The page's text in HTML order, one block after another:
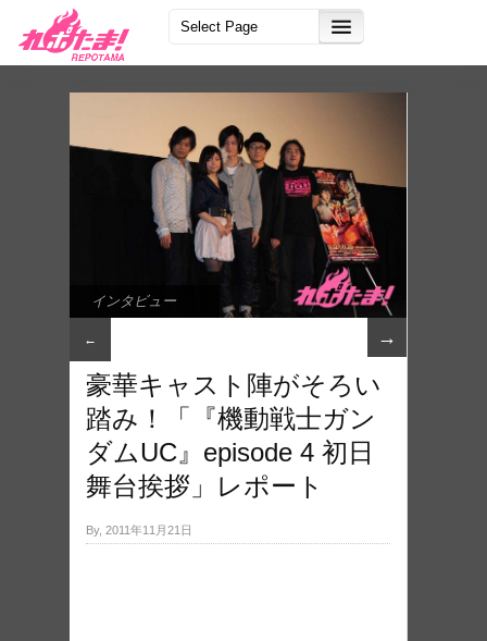
インタビュー
← →
豪華キャスト陣がそろい
踏み！「『機動戦士ガン
ダムUC』episode 4 初日
舞台挨拶」レポート
By, 2011年11月21日